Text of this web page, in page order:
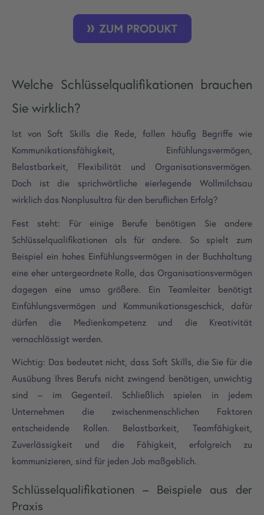
Welche Schlüsselqualifikationen brauchen
Sie wirklich?
Ist von Soft Skills die Rede, fallen häufig Begriffe wie
Kommunikationsfähigkeit, Einfühlungsvermögen,
Belastbarkeit, Flexibilität und Organisationsvermögen.
Doch ist die sprichwörtliche eierlegende Wollmilchsau
wirklich das Nonplusultra für den beruflichen Erfolg?
Fest steht: Für einige Berufe benötigen Sie andere
Schlüsselqualifikationen als für andere. So spielt zum
Beispiel ein hohes Einfühlungsvermögen in der Buchhaltung
eine eher untergeordnete Rolle, das Organisationsvermögen
dagegen eine umso größere. Ein Teamleiter benötigt
Einfühlungsvermögen und Kommunikationsgeschick, dafür
dürfen die Medienkompetenz und die Kreativität
vernachlässigt werden.
Wichtig: Das bedeutet nicht, dass Soft Skills, die Sie für die
Ausübung Ihres Berufs nicht zwingend benötigen, unwichtig
sind – im Gegenteil. Schließlich spielen in jedem
Unternehmen die zwischenmenschlichen Faktoren
entscheidende Rollen. Belastbarkeit, Teamfähigkeit,
Zuverlässigkeit und die Fähigkeit, erfolgreich zu
kommunizieren, sind für jeden Job maßgeblich.
Schlüsselqualifikationen – Beispiele aus der
Praxis